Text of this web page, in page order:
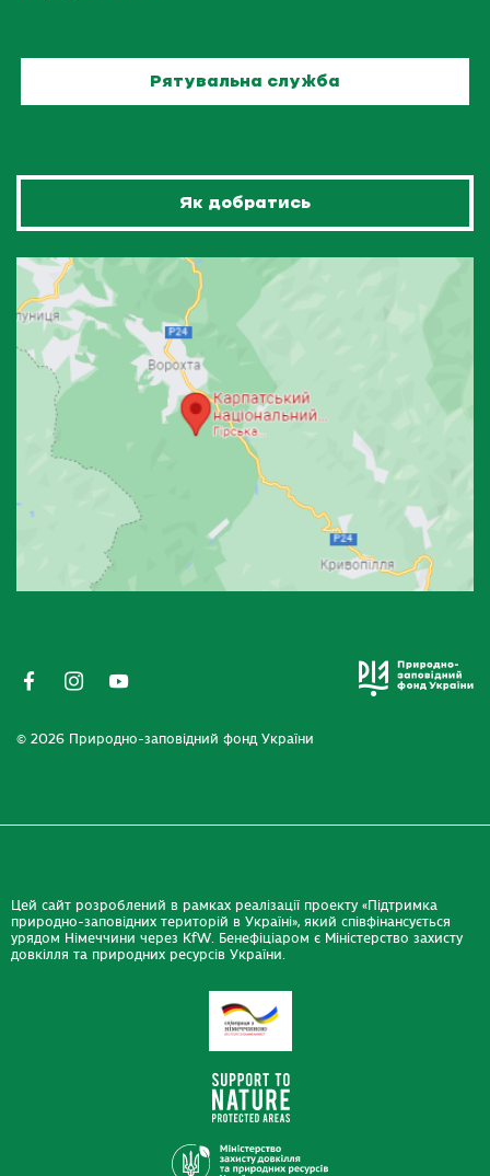
Рятувальна служба
Як добратись
© 2026 Природно-заповідний фонд України
Цей сайт розроблений в рамках реалізації проекту «Підтримка
природно-заповідних територій в Україні», який співфінансується
урядом Німеччини через KfW. Бенефіціаром є Міністерство захисту
довкілля та природних ресурсів України.